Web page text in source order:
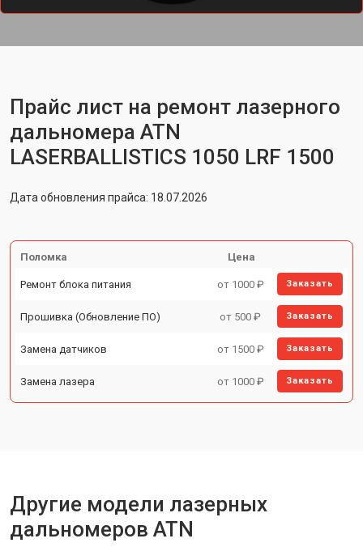
Прайс лист на ремонт лазерного
дальномера ATN
LASERBALLISTICS 1050 LRF 1500
Дата обновления прайса: 18.07.2026
Поломка Цена
Ремонт блока питания от 1000 ₽ Заказать
Прошивка (Обновление ПО) от 500 ₽ Заказать
Замена датчиков от 1500 ₽ Заказать
Замена лазера от 1000 ₽ Заказать
Другие модели лазерных
дальномеров ATN